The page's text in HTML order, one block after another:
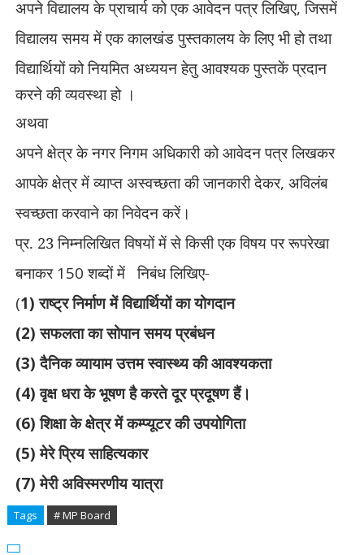
अपने विद्यालय के प्राचार्य को एक आवेदन पत्र लिखिए,जिसमें
विद्यालय समय में एक कालखंड पुस्तकालय के लिए भी हो तथा
विद्यार्थियों को नियमित अध्ययन हेतु आवश्यकपुस्तकें प्रदान
करने की व्यवस्था हो ।
अथवा
अपने क्षेत्र के नगर निगम अधिकारी को आवेदन पत्र लिखकर
आपके क्षेत्र में व्याप्त अस्वच्छता की जानकारी देकर, अविलंब
स्वच्छता करवाने का निवेदन करें।
प्र. 23निम्नलिखित विषयों में से किसी एक विषय पर रूपरेखा
बनाकर 150 शब्दों मेंनिबंध लिखिए-
(1)राष्ट्र निर्माण में विद्यार्थियों का योगदान
(2)सफलता का सोपान समय प्रबंधन
(3)दैनिक व्यायाम उत्तम स्वास्थ्य की आवश्यकता
(4)वृक्ष धरा के भूषण है करते दूर प्रदूषण हैं।
(6)शिक्षा के क्षेत्र में कम्प्यूटर की उपयोगिता
(5)मेरे प्रिय साहित्यकार
(7)मेरी अविस्मरणीय यात्रा
Tags # MP Board